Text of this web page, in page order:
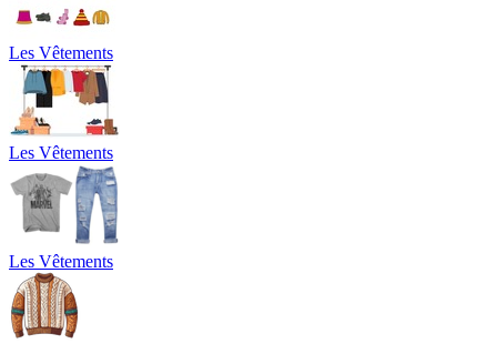
Les Vêtements
Les Vêtements
Les Vêtements